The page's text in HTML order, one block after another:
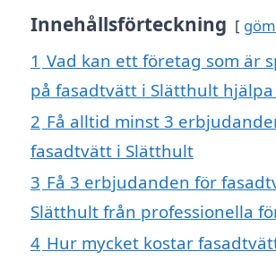
Innehållsförteckning
1 Vad kan ett företag som är
på fasadtvätt i Slätthult
2 Få alltid minst 3
fasadtvätt i Slätthult
3 Få 3 erbjudanden för
Slätthult från professionella
4 Hur mycket kostar